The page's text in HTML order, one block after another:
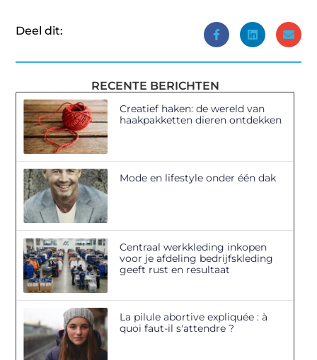
Deel dit:
RECENTE BERICHTEN
Creatief haken: de wereld van
haakpakketten dieren ontdekken
Mode en lifestyle onder één dak
Centraal werkkleding inkopen
voor je afdeling bedrijfskleding
geeft rust en resultaat
La pilule abortive expliquée : à
quoi faut-il s'attendre ?